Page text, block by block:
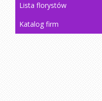
Lista florystów
Katalog firm